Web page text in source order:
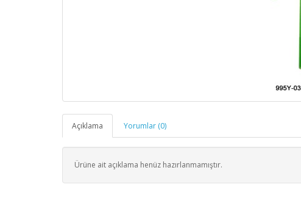
Açıklama Yorumlar (0)
Ürüne ait açıklama henüz hazırlanmamıştır.